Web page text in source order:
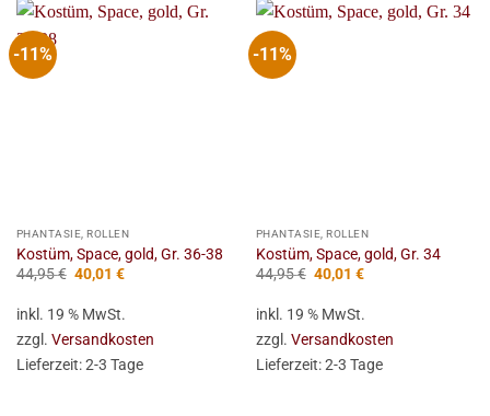
-11%
PHANTASIE, ROLLEN
Kostüm, Space, gold, Gr. 36-38
44,95€ Ursprünglicher
Preis
44,95 €
40,01 €Aktueller
40,01 €.
inkl. 19 % MwSt.
zzgl. Versandkosten
Lieferzeit:2-3 Tage
-11%
PHANTASIE, ROLLEN
Kostüm, Space, gold, Gr. 34
44,95€ Ursprünglicher
Preis
44,95 €
40,01 €Aktueller
40,01 €.
inkl. 19 % MwSt.
zzgl. Versandkosten
Lieferzeit:2-3 Tage